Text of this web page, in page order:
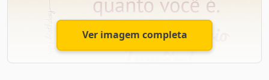
Só tenho que agradecer a Deus pela sua vida, por ser
esse irmão maravilhoso, de um coração enorme,
prestativo, amoroso e amigo.
Ver imagem completa